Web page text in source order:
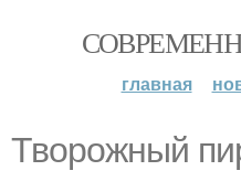
главная
Творожный